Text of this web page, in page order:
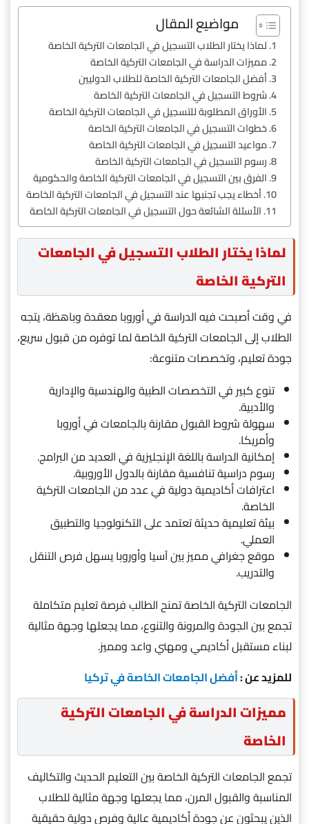
مواضيع المقال
لماذا يختار الطلاب التسجيل في الجامعات التركية الخاصة
مميزات الدراسة في الجامعات التركية الخاصة
أفضل الجامعات التركية الخاصة للطلاب الدوليين
شروط التسجيل في الجامعات التركية الخاصة
الأوراق المطلوبة للتسجيل في الجامعات التركية الخاصة
خطوات التسجيل في الجامعات التركية الخاصة
مواعيد التسجيل في الجامعات التركية الخاصة
رسوم التسجيل في الجامعات التركية الخاصة
الفرق بين التسجيل في الجامعات التركية الخاصة والحكومية
أخطاء يجب تجنبها عند التسجيل في الجامعات التركية الخاصة
الأسئلة الشائعة حول التسجيل في الجامعات التركية الخاصة
لماذا يختار الطلاب التسجيل في الجامعات
التركية الخاصة
في وقت أصبحت فيه الدراسة في أوروبا معقدة وباهظة، يتجه
الطلاب إلى الجامعات التركية الخاصة لما توفره من قبول سريع،
جودة تعليم، وتخصصات متنوعة:
تنوع كبير في التخصصات الطبية والهندسية والإدارية
والأدبية.
سهولة شروط القبول مقارنة بالجامعات في أوروبا
وأمريكا.
إمكانية الدراسة باللغة الإنجليزية في العديد من البرامج.
رسوم دراسية تنافسية مقارنة بالدول الأوروبية.
اعترافات أكاديمية دولية في عدد من الجامعات التركية
الخاصة.
بيئة تعليمية حديثة تعتمد على التكنولوجيا والتطبيق
العملي.
موقع جغرافي مميز بين آسيا وأوروبا يسهل فرص التنقل
والتدريب.
الجامعات التركية الخاصة تمنح الطالب فرصة تعليم متكاملة
تجمع بين الجودة والمرونة والتنوع، مما يجعلها وجهة مثالية
لبناء مستقبل أكاديمي ومهني واعد ومميز.
للمزيد عن:أفضل الجامعات الخاصة في تركيا
مميزات الدراسة في الجامعات التركية
الخاصة
تجمع الجامعات التركية الخاصة بين التعليم الحديث والتكاليف
المناسبة والقبول المرن، مما يجعلها وجهة مثالية للطلاب
الذين يبحثون عن جودة أكاديمية عالية وفرص دولية حقيقية